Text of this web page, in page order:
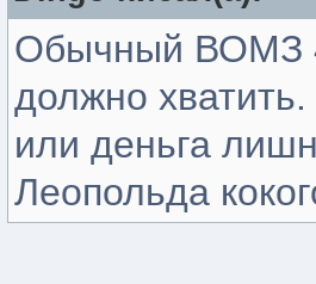
Обычный ВОМЗ
должно
или деньга
Леопольда